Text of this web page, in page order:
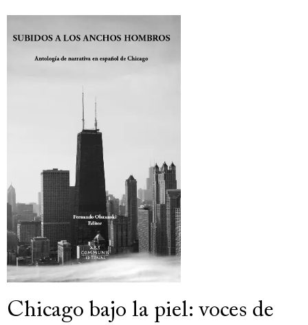
Chicago bajo la piel: voces de